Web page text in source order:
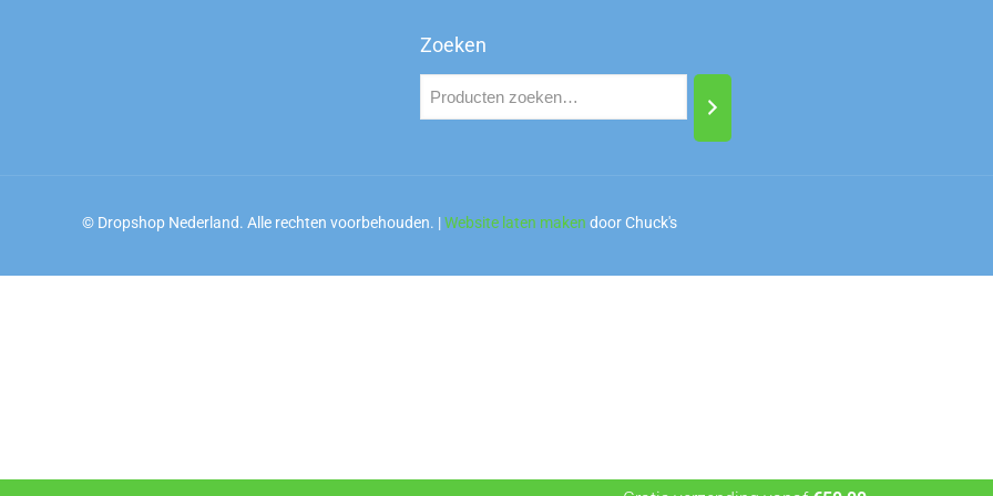
Zoeken
© Dropshop Nederland. Alle rechten voorbehouden. |Website laten maken door Chuck's